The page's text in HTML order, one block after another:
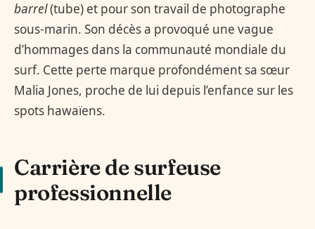
barrel(tube) et pour son travail de photographe
sous-marin. Son décès a provoqué une vague
d’hommages dans la communauté mondiale du
surf. Cette perte marque profondément sa sœur
Malia Jones, proche de lui depuis l’enfance sur les
spots hawaïens.
Carrière de surfeuse
professionnelle